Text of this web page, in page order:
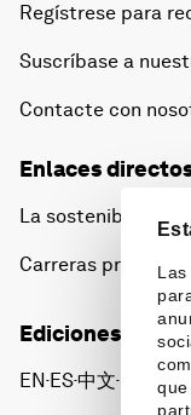
Regístrese para
Suscríbase a
Contacte con
Enlaces
La sostenibilidad
Carreras
Ediciones en
EN▪ES▪中文▪ 日本語